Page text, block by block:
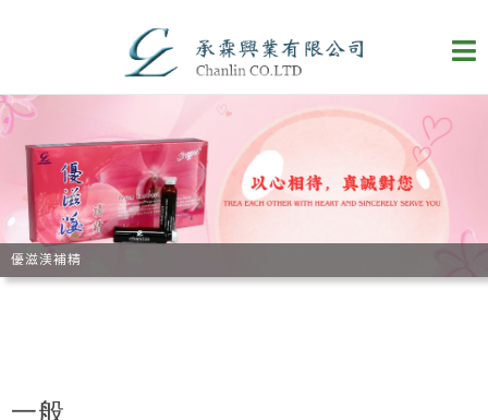
優滋渼補精
Aminoplex
一般